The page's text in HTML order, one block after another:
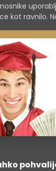
kot ravnilo.